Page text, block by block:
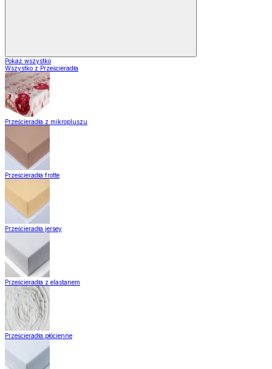
Pokaż wszystko
Wszystko z Prześcieradła
Prześcieradła z mikropluszu
Prześcieradła frotte
Prześcieradła jersey
Prześcieradła z elastanem
Prześcieradła płócienne